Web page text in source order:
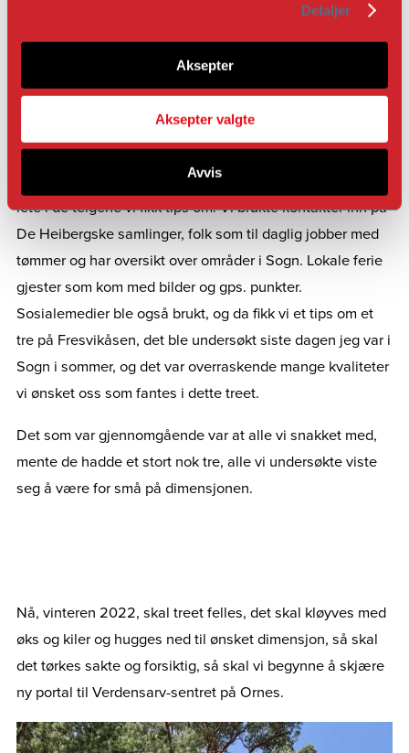
Detaljer
Aksepter
Aksepter valgte
Avvis
Vi hadde en tydelig bestilling på at stokken til dette
prosjektet burde finnes Sogn, det viste seg å være en
større utfordring enn først antatt. Vi kontakte lokalkjente
folk som hadde jobbet i skogene både til Knagenhjelm,
Rumohr, og Heiberg, vi fikk mange gode tips og begynte å
lete i de teigene vi fikk tips om. Vi brukte kontakter inn på
De Heibergske samlinger, folk som til daglig jobber med
tømmer og har oversikt over områder i Sogn. Lokale ferie
gjester som kom med bilder og gps. punkter.
Sosialemedier ble også brukt, og da fikk vi et tips om et
tre på Fresvikåsen, det ble undersøkt siste dagen jeg var i
Sogn i sommer, og det var overraskende mange kvaliteter
vi ønsket oss som fantes i dette treet.
Det som var gjennomgående var at alle vi snakket med,
mente de hadde et stort nok tre, alle vi undersøkte viste
seg å være for små på dimensjonen.
Nå, vinteren 2022, skal treet felles, det skal kløyves med
øks og kiler og hugges ned til ønsket dimensjon, så skal
det tørkes sakte og forsiktig, så skal vi begynne å skjære
ny portal til Verdensarv-sentret på Ornes.